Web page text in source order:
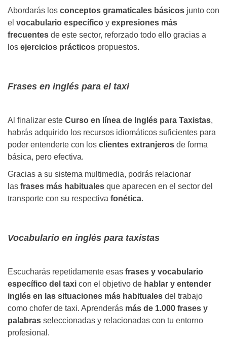
Abordarás los conceptos gramaticales básicos junto con
el vocabulario específico y expresiones más
frecuentes de este sector, reforzado todo ello gracias a
los ejercicios prácticos propuestos.
Frases en inglés para el taxi
Al finalizar este Curso en línea de Inglés para Taxistas,
habrás adquirido los recursos idiomáticos suficientes para
poder entenderte con los clientes extranjeros de forma
básica, pero efectiva.
Gracias a su sistema multimedia, podrás relacionar
las frases más habituales que aparecen en el sector del
transporte con su respectiva fonética.
Vocabulario en inglés para taxistas
Escucharás repetidamente esas frases y vocabulario
específico del taxi con el objetivo de hablar y entender
inglés en las situaciones más habituales del trabajo
como chofer de taxi. Aprenderás más de 1.000 frases y
palabras seleccionadas y relacionadas con tu entorno
profesional.